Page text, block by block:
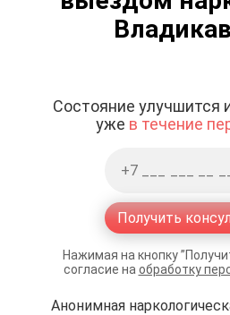
Состояние улучшится
уже в течение
Получить
Нажимая на кнопку
согласие на обработку
Анонимная